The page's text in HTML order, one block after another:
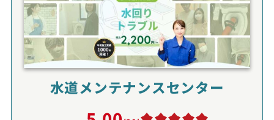
水道メンテナンスセンター